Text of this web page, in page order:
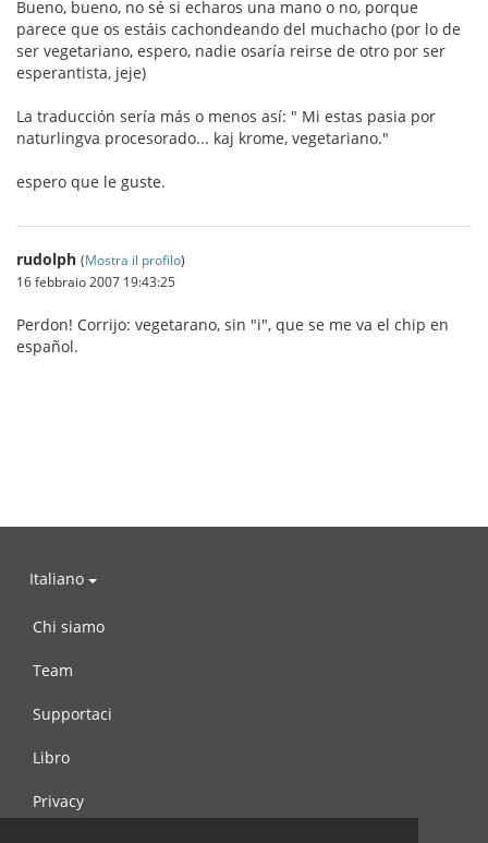
Bueno, bueno, no sé si echaros una mano o no, porque
parece que os estáis cachondeando del muchacho (por lo de
ser vegetariano, espero, nadie osaría reirse de otro por ser
esperantista, jeje)
La traducción sería más o menos así: " Mi estas pasia por
naturlingva procesorado... kaj krome, vegetariano."
espero que le guste.
rudolph (Mostra il profilo)
16 febbraio 2007 19:43:25
Perdon! Corrijo: vegetarano, sin "i", que se me va el chip en
español.
Italiano
Chi siamo
Team
Supportaci
Libro
Privacy